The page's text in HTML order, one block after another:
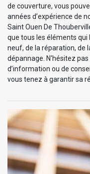
de couverture, vous
années d’expérience de
Saint Ouen De
que tous les éléments qui
neuf, de la réparation, de
dépannage. N'hésitez
d’information ou de
vous tenez à garantir sa